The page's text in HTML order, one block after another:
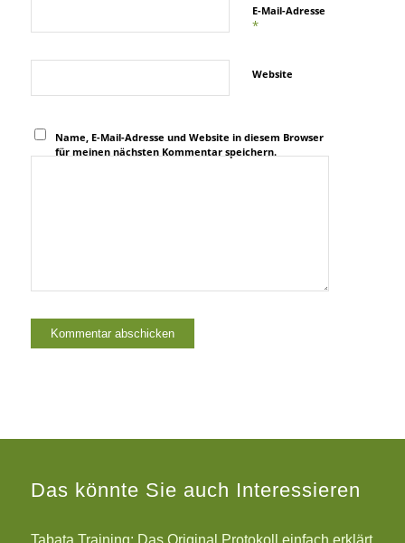
E-Mail-Adresse
*
Website
Name, E-Mail-Adresse und Website in diesem Browser
für meinen nächsten Kommentar speichern.
Das könnte Sie auch Interessieren